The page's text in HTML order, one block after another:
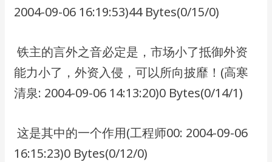
2004-09-06 16:19:53)44 Bytes(0/15/0)
​ 铁主的言外之音必定是，市场小了抵御外资
能力小了，外资入侵，可以所向披靡！(高寒
清泉: 2004-09-06 14:13:20)0 Bytes(0/14/1)
​ 这是其中的一个作用(工程师00: 2004-09-06
16:15:23)0 Bytes(0/12/0)